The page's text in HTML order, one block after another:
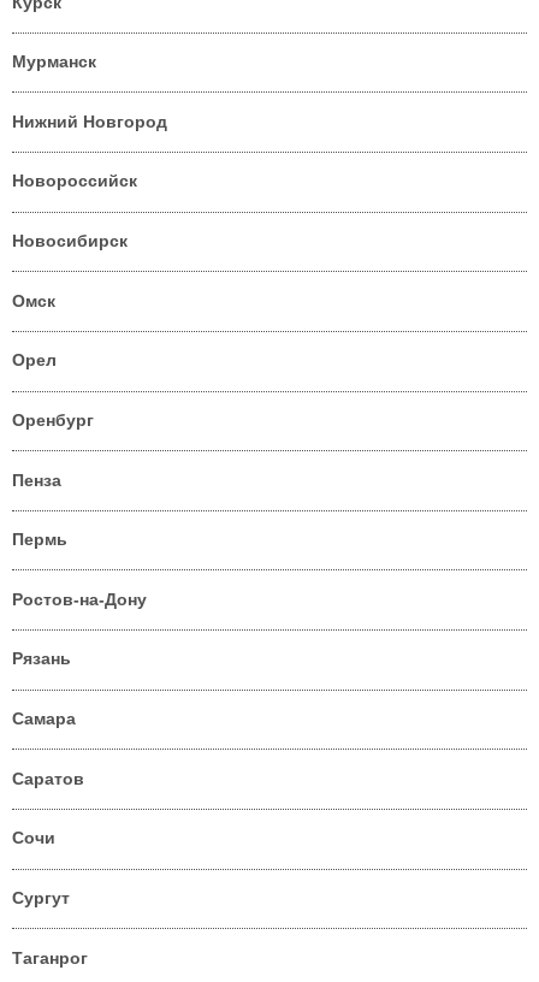
Мурманск
Нижний Новгород
Новороссийск
Новосибирск
Омск
Орел
Оренбург
Пенза
Пермь
Ростов-на-Дону
Рязань
Самара
Саратов
Сочи
Сургут
Таганрог